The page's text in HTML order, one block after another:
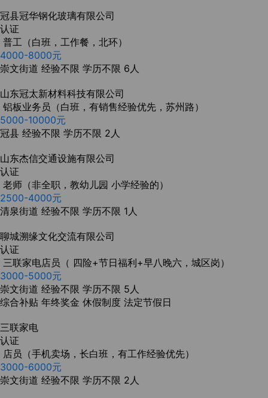
冠县冠华钢化玻璃有限公司
认证
普工（白班，工作餐，北环）
4000-8000元
崇文街道 经验不限 学历不限 6人
山东冠太新材料科技有限公司
铝板业务员（白班，有销售经验优先，苏州路）
5000-10000元
冠县 经验不限 学历不限 2人
山东杰信交通设施有限公司
认证
老师（非全职，教幼儿园 小学经验的）
2500-4000元
清泉街道 经验不限 学历不限 1人
聊城溯缘文化交流有限公司
认证
三联家电店员（ 四险+节日福利+早八晚六，城区岗）
3000-5000元
崇文街道 经验不限 学历不限 5人
综合补贴 年终奖金 休假制度 法定节假日
三联家电
认证
店员（手机卖场，长白班，有工作经验优先）
3000-6000元
崇文街道 经验不限 学历不限 2人